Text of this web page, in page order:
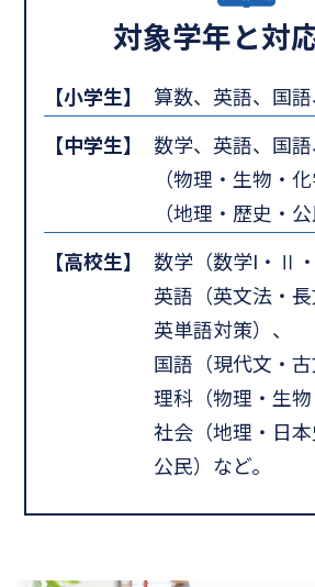
対象学年と対
【小学生】
算数、英語、国
【中学生】
数学、英語、国
（物理・生物・
（地理・歴史・公
【高校生】
数学（数学I・Ⅱ・
英語（英文法・長
英単語対策）、
国語（現代文・古
理科（物理・生物
社会（地理・日本
公民）など。